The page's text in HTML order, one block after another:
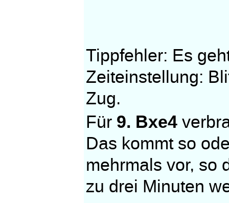
Tippfehler: Es
Zeiteinstellung:
Zug.
Für 9. Bxe4
Das kommt so
mehrmals vor, so
zu drei Minuten